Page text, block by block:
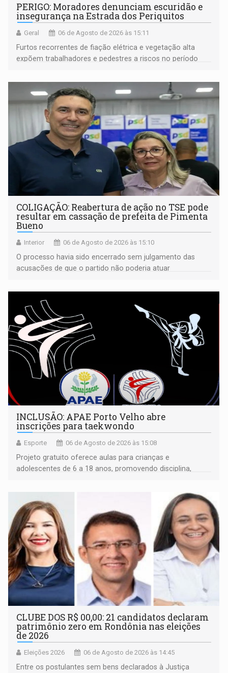
PERIGO: Moradores denunciam escuridão e
insegurança na Estrada dos Periquitos
Geral 06 de Agosto de 2026 às 15:11
Furtos recorrentes de fiação elétrica e vegetação alta
expõem trabalhadores e pedestres a riscos no período
COLIGAÇÃO: Reabertura de ação no TSE pode
resultar em cassação de prefeita de Pimenta
Bueno
Interior 06 de Agosto de 2026 às 15:10
O processo havia sido encerrado sem julgamento das
acusações de que o partido não poderia atuar
INCLUSÃO: APAE Porto Velho abre
inscrições para taekwondo
Esporte 06 de Agosto de 2026 às 15:08
Projeto gratuito oferece aulas para crianças e
adolescentes de 6 a 18 anos, promovendo disciplina,
CLUBE DOS R$ 00,00: 21 candidatos declaram
patrimônio zero em Rondônia nas eleições
de 2026
Eleições 2026 06 de Agosto de 2026 às 14:45
Entre os postulantes sem bens declarados à Justiça